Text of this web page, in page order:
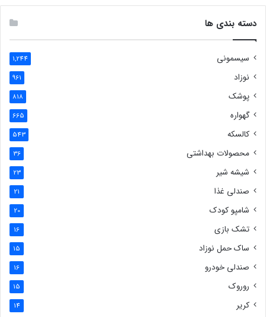
دسته بندی ها
سیسمونی 1,244
نوزاد 961
پوشک 818
گهواره 665
کالسکه 543
محصولات بهداشتی 36
شیشه شیر 23
صندلی غذا 21
شامپو کودک 20
تشک بازی 16
ساک حمل نوزاد 15
صندلی خودرو 16
روروک 15
کریر 14